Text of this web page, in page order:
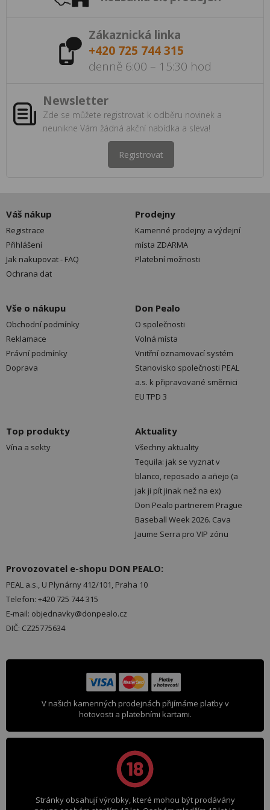
Zákaznická linka
+420 725 744 315
denně 6:00 – 15:30 hod
Newsletter
Zde se můžete registrovat k odběru novinek a
neunikne Vám žádná akční nabídka a sleva!
Registrovat
Váš nákup
Registrace
Přihlášení
Jak nakupovat - FAQ
Ochrana dat
Prodejny
Kamenné prodejny a výdejní
místa ZDARMA
Platební možnosti
Vše o nákupu
Obchodní podmínky
Reklamace
Právní podmínky
Doprava
Don Pealo
O společnosti
Volná místa
Vnitřní oznamovací systém
Stanovisko společnosti PEAL
a.s. k připravované směrnici
EU TPD 3
Top produkty
Vína a sekty
Aktuality
Všechny aktuality
Tequila: jak se vyznat v
blanco, reposado a añejo (a
jak ji pít jinak než na ex)
Don Pealo partnerem Prague
Baseball Week 2026. Cava
Jaume Serra pro VIP zónu
Provozovatel e-shopu DON PEALO:
PEAL a.s., U Plynárny 412/101, Praha 10
Telefon: +420 725 744 315
E-mail: objednavky@donpealo.cz
DIČ: CZ25775634
V našich kamenných prodejnách přijímáme platby v
hotovosti a platebními kartami.
Stránky obsahují výrobky, které mohou být prodávány